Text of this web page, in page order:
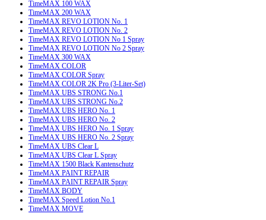
TimeMAX 100 WAX
TimeMAX 200 WAX
TimeMAX REVO LOTION No. 1
TimeMAX REVO LOTION No. 2
TimeMAX REVO LOTION No 1 Spray
TimeMAX REVO LOTION No 2 Spray
TimeMAX 300 WAX
TimeMAX COLOR
TimeMAX COLOR Spray
TimeMAX COLOR 2K Pro (3-Liter-Set)
TimeMAX UBS STRONG No.1
TimeMAX UBS STRONG No.2
TimeMAX UBS HERO No. 1
TimeMAX UBS HERO No. 2
TimeMAX UBS HERO No. 1 Spray
TimeMAX UBS HERO No. 2 Spray
TimeMAX UBS Clear L
TimeMAX UBS Clear L Spray
TimeMAX 1500 Black Kantenschutz
TimeMAX PAINT REPAIR
TimeMAX PAINT REPAIR Spray
TimeMAX BODY
TimeMAX Speed Lotion No.1
TimeMAX MOVE